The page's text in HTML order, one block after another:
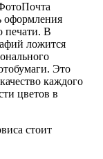
оформления
печати. В
ложится
Это
каждого
цветов в
стоит